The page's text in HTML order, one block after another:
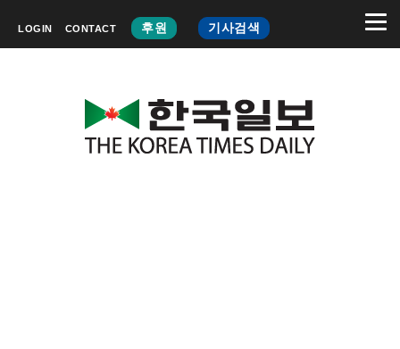
LOGIN CONTACT 후원 기사검색